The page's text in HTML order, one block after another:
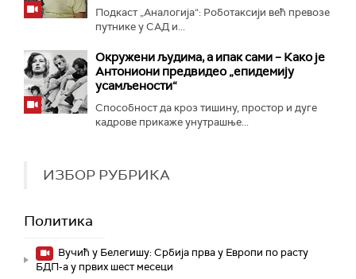
Подкаст „Аналогија“: Роботаксији већ превозе
путнике у САД и...
Окружени људима, а ипак сами – Како је
Антониони предвидео „епидемију
усамљености“
Способност да кроз тишину, простор и дуге
кадрове прикаже унутрашње...
ИЗБОР РУБРИКА
Политика
Вучић у Белегишу: Србија прва у Европи по расту
БДП-а у првих шест месеци